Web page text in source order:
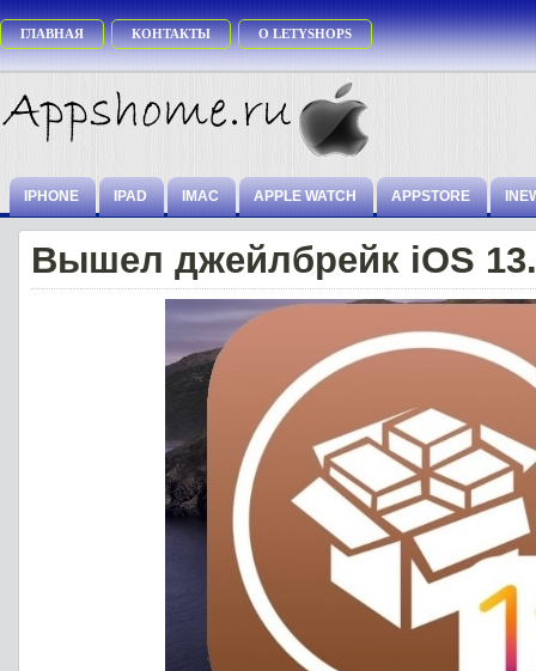
ГЛАВНАЯ КОНТАКТЫ О LETYSHOPS
IPHONE IPAD IMAC APPLE WATCH APPSTORE
Вышел джейлбрейк iOS